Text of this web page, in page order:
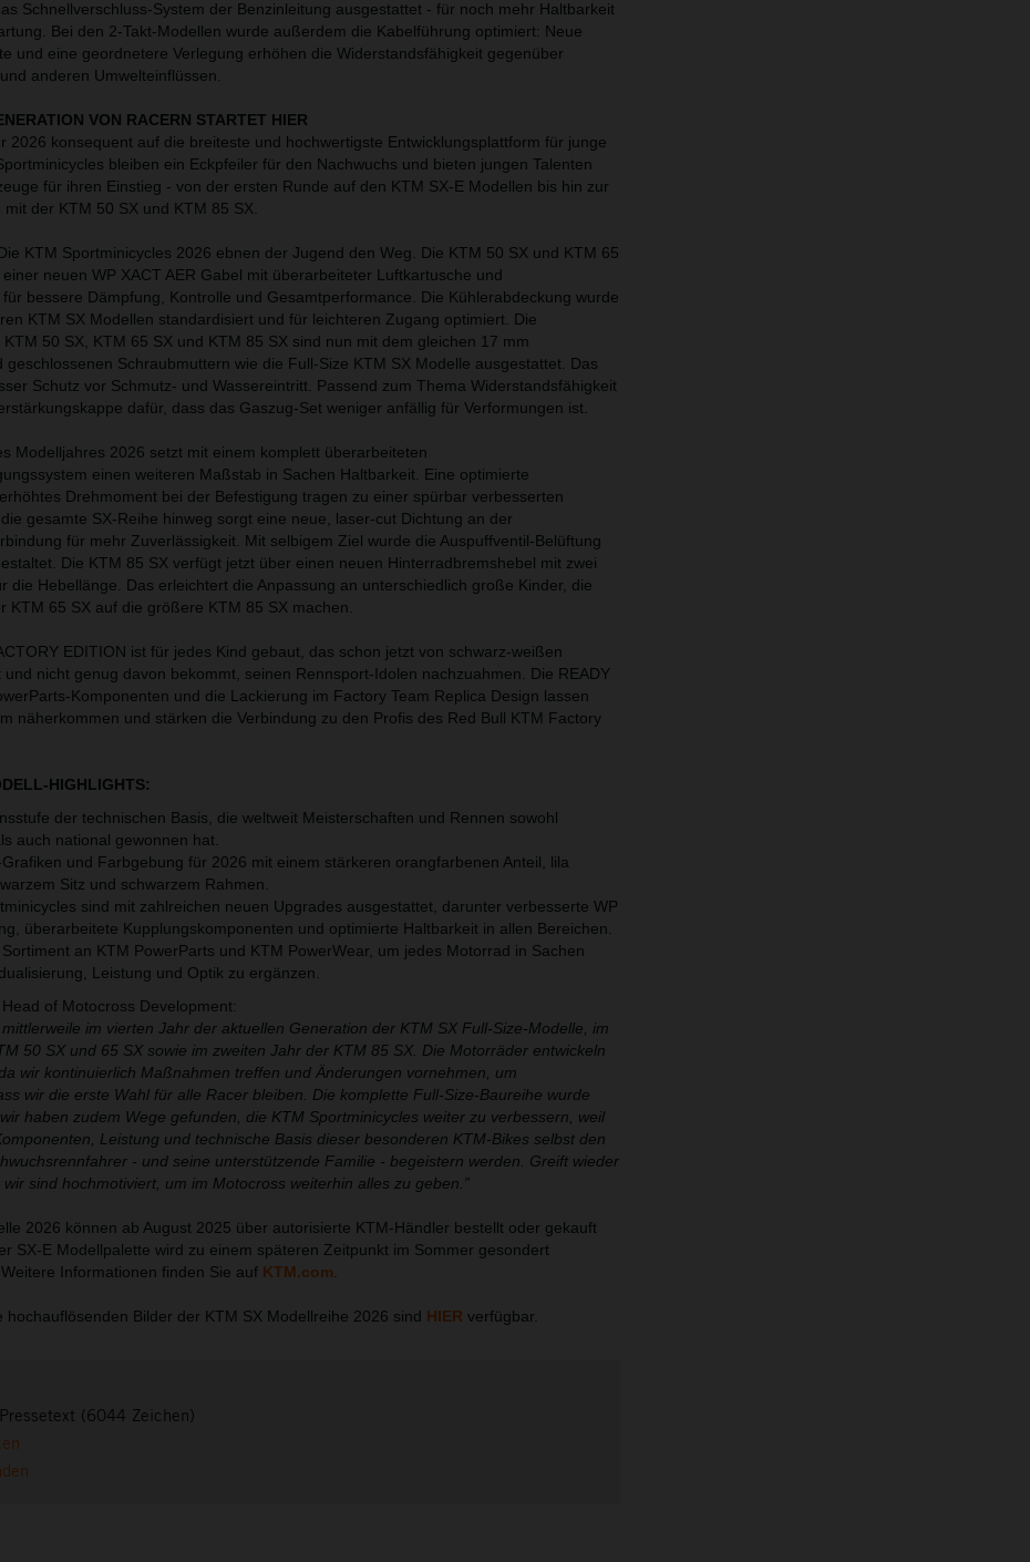
Schnellverschluss-System der Benzinleitung ausgestattet - für noch mehr Haltbarkeit
Bei den 2-Takt-Modellen wurde außerdem die Kabelführung optimiert: Neue
und eine geordnetere Verlegung erhöhen die Widerstandsfähigkeit gegenüber
anderen Umwelteinflüssen.
VON RACERN STARTET HIER
2026 konsequent auf die breiteste und hochwertigste Entwicklungsplattform für junge
bleiben ein Eckpfeiler für den Nachwuchs und bieten jungen Talenten
für ihren Einstieg - von der ersten Runde auf den KTM SX-E Modellen bis hin zur
der KTM 50 SX und KTM 85 SX.
KTM Sportminicycles 2026 ebnen der Jugend den Weg. Die KTM 50 SX und KTM 65
neuen WP XACT AER Gabel mit überarbeiteter Luftkartusche und
bessere Dämpfung, Kontrolle und Gesamtperformance. Die Kühlerabdeckung wurde
KTM SX Modellen standardisiert und für leichteren Zugang optimiert. Die
50 SX, KTM 65 SX und KTM 85 SX sind nun mit dem gleichen 17 mm
geschlossenen Schraubmuttern wie die Full-Size KTM SX Modelle ausgestattet. Das
Schutz vor Schmutz- und Wassereintritt. Passend zum Thema Widerstandsfähigkeit
dafür, dass das Gaszug-Set weniger anfällig für Verformungen ist.
Modelljahres 2026 setzt mit einem komplett überarbeiteten
einen weiteren Maßstab in Sachen Haltbarkeit. Eine optimierte
Drehmoment bei der Befestigung tragen zu einer spürbar verbesserten
gesamte SX-Reihe hinweg sorgt eine neue, laser-cut Dichtung an der
für mehr Zuverlässigkeit. Mit selbigem Ziel wurde die Auspuffventil-Belüftung
Die KTM 85 SX verfügt jetzt über einen neuen Hinterradbremshebel mit zwei
die Hebellänge. Das erleichtert die Anpassung an unterschiedlich große Kinder, die
KTM 65 SX auf die größere KTM 85 SX machen.
EDITION ist für jedes Kind gebaut, das schon jetzt von schwarz-weißen
nicht genug davon bekommt, seinen Rennsport-Idolen nachzuahmen. Die READY
Komponenten und die Lackierung im Factory Team Replica Design lassen
näherkommen und stärken die Verbindung zu den Profis des Red Bull KTM Factory
HIGHLIGHTS:
der technischen Basis, die weltweit Meisterschaften und Rennen sowohl
auch national gewonnen hat.
und Farbgebung für 2026 mit einem stärkeren orangfarbenen Anteil, lila
Sitz und schwarzem Rahmen.
sind mit zahlreichen neuen Upgrades ausgestattet, darunter verbesserte WP
überarbeitete Kupplungskomponenten und optimierte Haltbarkeit in allen Bereichen.
an KTM PowerParts und KTM PowerWear, um jedes Motorrad in Sachen
Leistung und Optik zu ergänzen.
of Motocross Development:
im vierten Jahr der aktuellen Generation der KTM SX Full-Size-Modelle, im
50 SX und 65 SX sowie im zweiten Jahr der KTM 85 SX. Die Motorräder entwickeln
wir kontinuierlich Maßnahmen treffen und Änderungen vornehmen, um
wir die erste Wahl für alle Racer bleiben. Die komplette Full-Size-Baureihe wurde
haben zudem Wege gefunden, die KTM Sportminicycles weiter zu verbessern, weil
Leistung und technische Basis dieser besonderen KTM-Bikes selbst den
- und seine unterstützende Familie - begeistern werden. Greift wieder
sind hochmotiviert, um im Motocross weiterhin alles zu geben.”
2026 können ab August 2025 über autorisierte KTM-Händler bestellt oder gekauft
SX-E Modellpalette wird zu einem späteren Zeitpunkt im Sommer gesondert
Informationen finden Sie auf KTM.com.
hochauflösenden Bilder der KTM SX Modellreihe 2026 sind HIER verfügbar.
Pressetext (6044 Zeichen)